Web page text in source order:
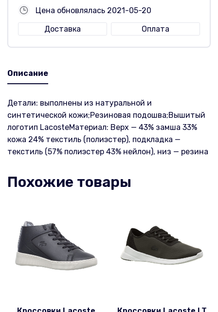
Цена обновлялась 2021-05-20
Доставка
Оплата
Описание
Детали: выполнены из натуральной и
синтетической кожи;Резиновая подошва;Вышитый
логотип LacosteМатериал: Верх — 43% замша 33%
кожа 24% текстиль (полиэстер), подкладка —
текстиль (57% полиэстер 43% нейлон), низ — резина
Похожие товары